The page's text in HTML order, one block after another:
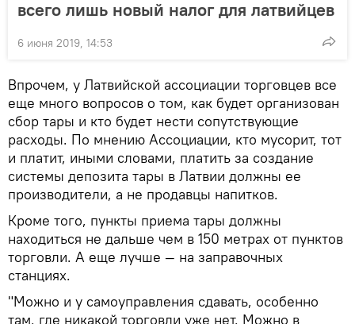
всего лишь новый налог для латвийцев
6 июня 2019, 14:53
Впрочем, у Латвийской ассоциации торговцев все
еще много вопросов о том, как будет организован
сбор тары и кто будет нести сопутствующие
расходы. По мнению Ассоциации, кто мусорит, тот
и платит, иными словами, платить за создание
системы депозита тары в Латвии должны ее
производители, а не продавцы напитков.
Кроме того, пункты приема тары должны
находиться не дальше чем в 150 метрах от пунктов
торговли. А еще лучше — на заправочных
станциях.
"Можно и у самоуправления сдавать, особенно
там, где никакой торговли уже нет. Можно в